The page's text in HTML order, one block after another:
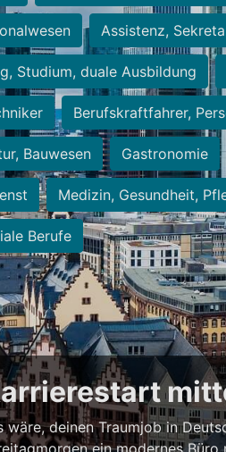
Assistenz,
Studium, duale Ausbildung
Berufskraftfahrer,
Bauwesen Gastronomie
Medizin, Gesundheit,
Berufe
deinen Traumjob in